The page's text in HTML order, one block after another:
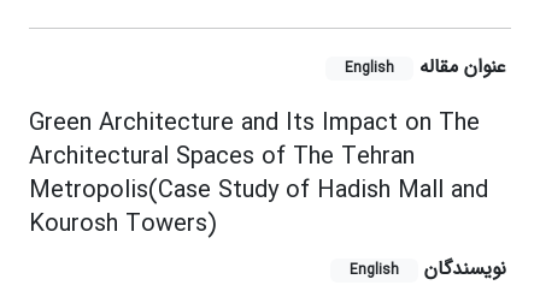
عنوان مقاله English
Green Architecture and Its Impact on The
Architectural Spaces of The Tehran
Metropolis(Case Study of Hadish Mall and
Kourosh Towers)
نویسندگان English